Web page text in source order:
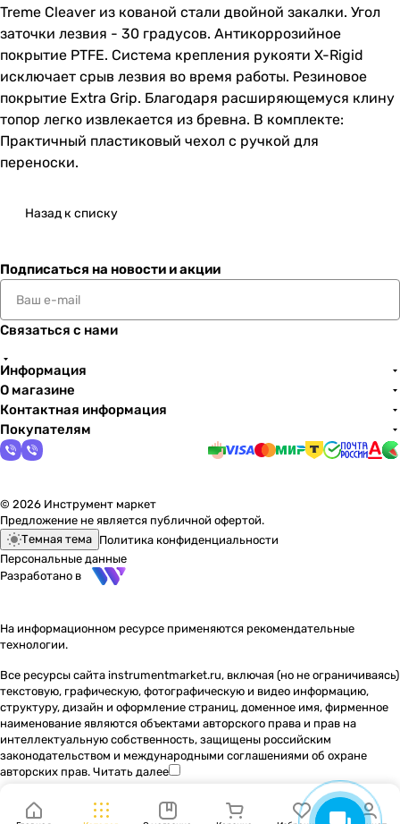
Treme Cleaver из кованой стали двойной закалки. Угол
заточки лезвия - 30 градусов. Антикоррозийное
покрытие PTFE. Система крепления рукояти X-Rigid
исключает срыв лезвия во время работы. Резиновое
покрытие Extra Grip. Благодаря расширяющемуся клину
топор легко извлекается из бревна. В комплекте:
Практичный пластиковый чехол с ручкой для
переноски.
Назад к списку
Подписаться на новости и акции
Связаться с нами
Информация
О магазине
Контактная информация
Покупателям
© 2026 Инструмент маркет
Предложение не является публичной офертой.
Темная тема Политика конфиденциальности
Персональные данные
Разработано в
На информационном ресурсе применяются рекомендательные
технологии.
Все ресурсы сайта instrumentmarket.ru, включая (но не ограничиваясь)
текстовую, графическую, фотографическую и видео информацию,
структуру, дизайн и оформление страниц, доменное имя, фирменное
наименование являются объектами авторского права и прав на
интеллектуальную собственность, защищены российским
законодательством и международными соглашениями об охране
авторских прав. Читать далее